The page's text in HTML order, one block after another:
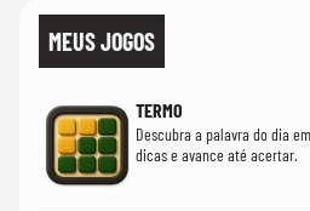
MEUS JOGOS
TERMO
Descubra a palavra do dia
dicas e avance até acertar.